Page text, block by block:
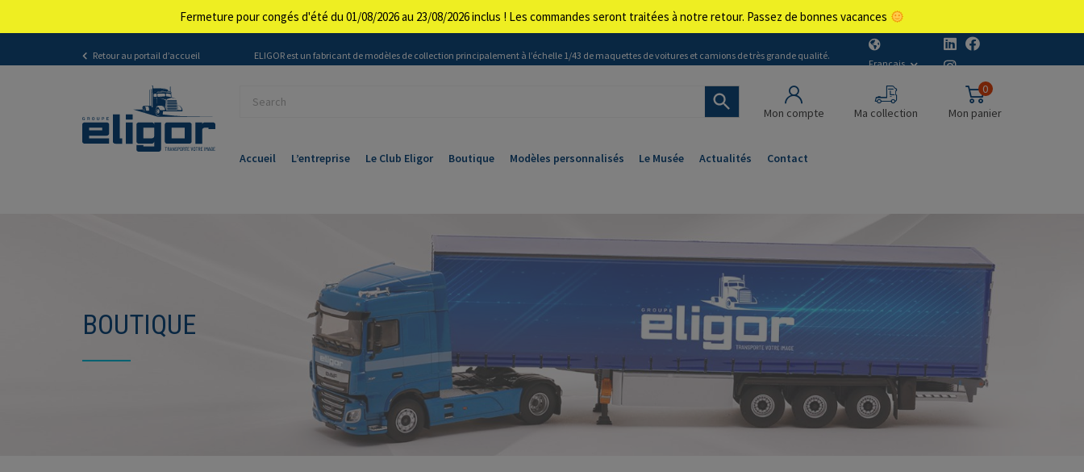
Retour au portail d’accueil ELIGOR est un fabricant de modèles de collection principalement à l’échelle 1/43 de maquettes de voitures et camions de très grande qualité.
Français
Mon compte Ma collection
0
Mon panier
Accueil L’entreprise Le Club Eligor Boutique Modèles personnalisés Le Musée Actualités Contact
BOUTIQUE
Fermeture pour congés d'été du 01/08/2026 au 23/08/2026 inclus ! Les commandes seront traitées à notre retour. Passez de bonnes vacances